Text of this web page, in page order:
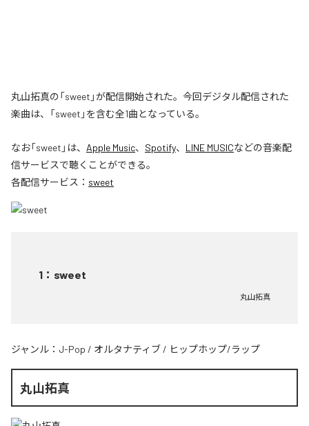
丸山拓真の「sweet」が配信開始された。今回デジタル配信された
楽曲は、「sweet」を含む全1曲となっている。
なお「sweet 」は、 Apple Music、 Spotify、 LINE MUSICなどの音楽配
信サービスで聴くことができる。
各配信サービス： sweet
1 ： sweet
丸山拓真
ジャンル： J-Pop / オルタナティブ / ヒップホップ/ラップ
丸山拓真